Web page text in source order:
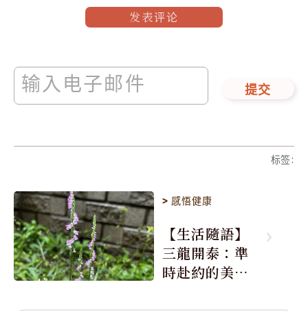
发表评论
提交
标签:
> 感悟健康
【生活隨語】
三龍開泰：準
時赴約的美麗